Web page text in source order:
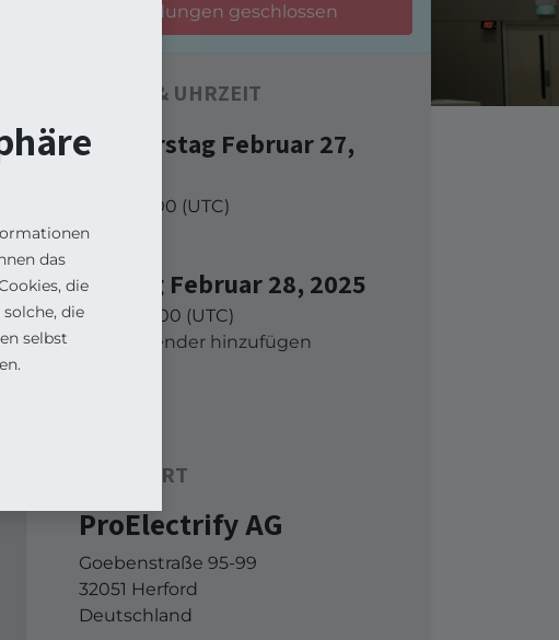
Anmeldungen geschlossen
DATUM & UHRZEIT
Donnerstag Februar 27,
16:00 (UTC)
Freitag Februar 28, 2025
Ende - 16:00 (UTC)
Zu Kalender hinzufügen
STANDORT
ProElectrify AG
Goebenstraße 95-99
32051 Herford
Deutschland
das
die
die
selbst